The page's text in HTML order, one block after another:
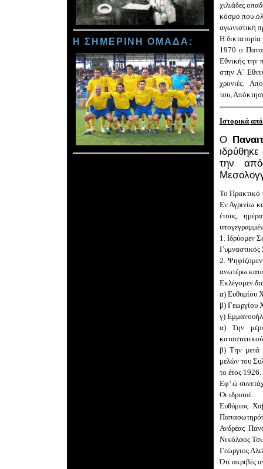
Η ΣΗΜΕΡΙΝΗ ΟΜΑΔΑ :
χιλιάδες
κόσμο που
αγωνιστική
Η
1970 ο
Εθνικής την
στην Α΄
χρονιές. Από
του,
Ιστορικά
Ο
την
Το Πρακτικό
Εν Αγρινίω
έτους,
1. Ιδρύομεν
Γυμναστικός
2.
ανωτέρω
Εκλέγομεν
α) Ευθυμίου
β) Γεωργίου
γ)
α) Την
β) Την μετά
μελών του
το έτος 1926.
Εφ’ ώ
Οι ιδρυταί:
Ευθύμιος
Ανδρέας
Νικόλαος
Γεώργιος
Ότι ακριβές